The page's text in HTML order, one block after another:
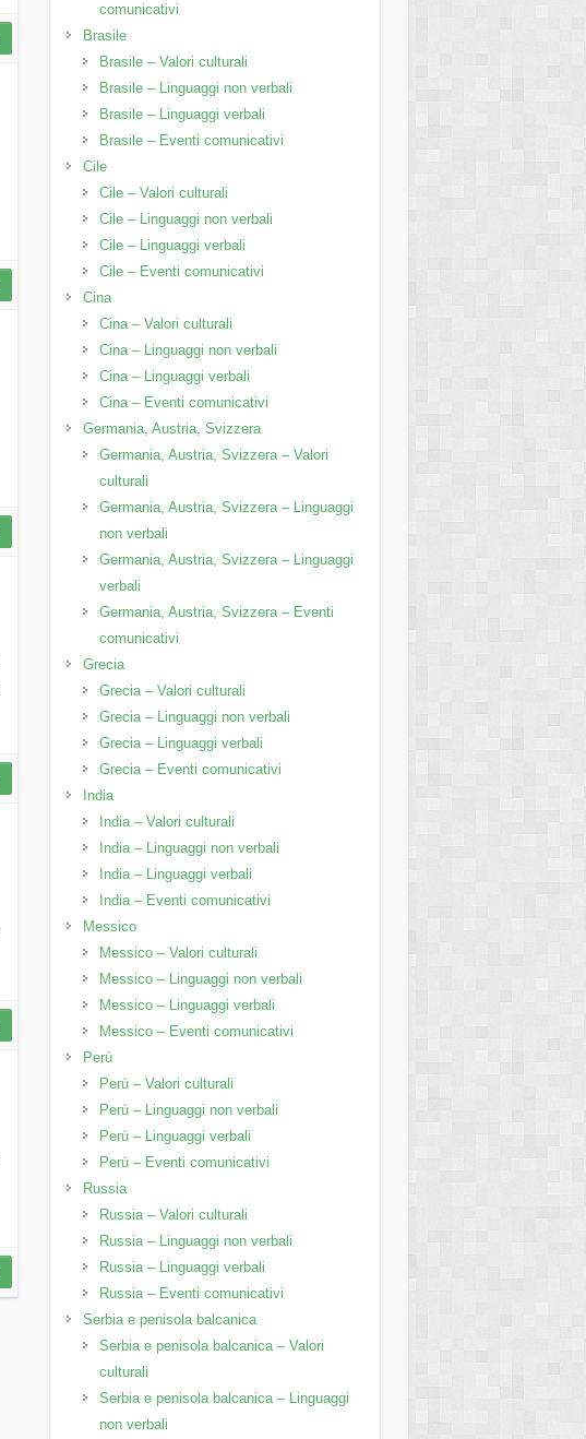
comunicativi
Brasile
Brasile – Valori culturali
Brasile – Linguaggi non verbali
Brasile – Linguaggi verbali
Brasile – Eventi comunicativi
Cile
Cile – Valori culturali
Cile – Linguaggi non verbali
Cile – Linguaggi verbali
Cile – Eventi comunicativi
Cina
Cina – Valori culturali
Cina – Linguaggi non verbali
Cina – Linguaggi verbali
Cina – Eventi comunicativi
Germania, Austria, Svizzera
Germania, Austria, Svizzera – Valori
culturali
Germania, Austria, Svizzera – Linguaggi
non verbali
Germania, Austria, Svizzera – Linguaggi
verbali
Germania, Austria, Svizzera – Eventi
comunicativi
Grecia
Grecia – Valori culturali
Grecia – Linguaggi non verbali
Grecia – Linguaggi verbali
Grecia – Eventi comunicativi
India
India – Valori culturali
India – Linguaggi non verbali
India – Linguaggi verbali
India – Eventi comunicativi
Messico
Messico – Valori culturali
Messico – Linguaggi non verbali
Messico – Linguaggi verbali
Messico – Eventi comunicativi
Perù
Perù – Valori culturali
Perù – Linguaggi non verbali
Perù – Linguaggi verbali
Perù – Eventi comunicativi
Russia
Russia – Valori culturali
Russia – Linguaggi non verbali
Russia – Linguaggi verbali
Russia – Eventi comunicativi
Serbia e penisola balcanica
Serbia e penisola balcanica – Valori
culturali
Serbia e penisola balcanica – Linguaggi
non verbali